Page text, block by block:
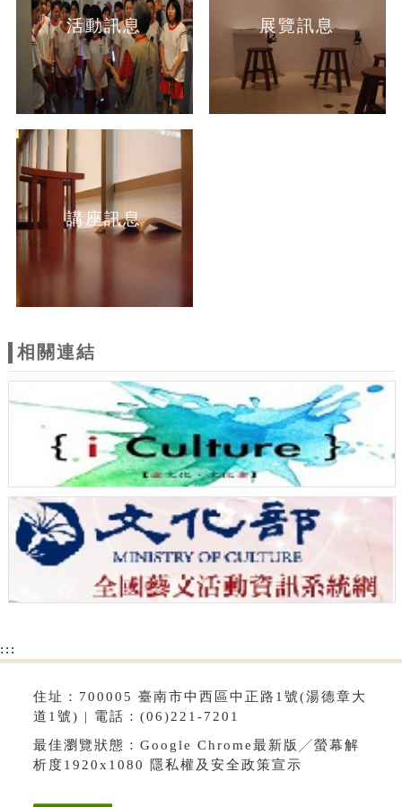
活動訊息 展覽訊息
講座訊息
相關連結
:::
住址：700005 臺南市中西區中正路1號(湯德章大
道1號) | 電話：(06)221-7201
最佳瀏覽狀態：Google Chrome最新版╱螢幕解
析度1920x1080 隱私權及安全政策宣示